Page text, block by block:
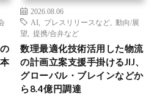
2026.08.06
AI
プレスリリースなど
動向/展
望
提携/合弁など
数理最適化技術活用した物流
の計画立案支援手掛けるJIJ、
グローバル・ブレインなどか
ら8.4億円調達